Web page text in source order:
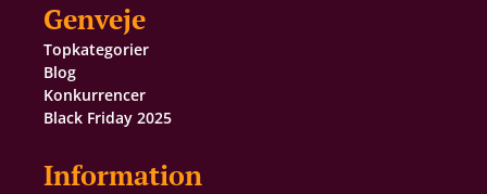
Genveje
Topkategorier
Blog
Konkurrencer
Black Friday 2025
Information